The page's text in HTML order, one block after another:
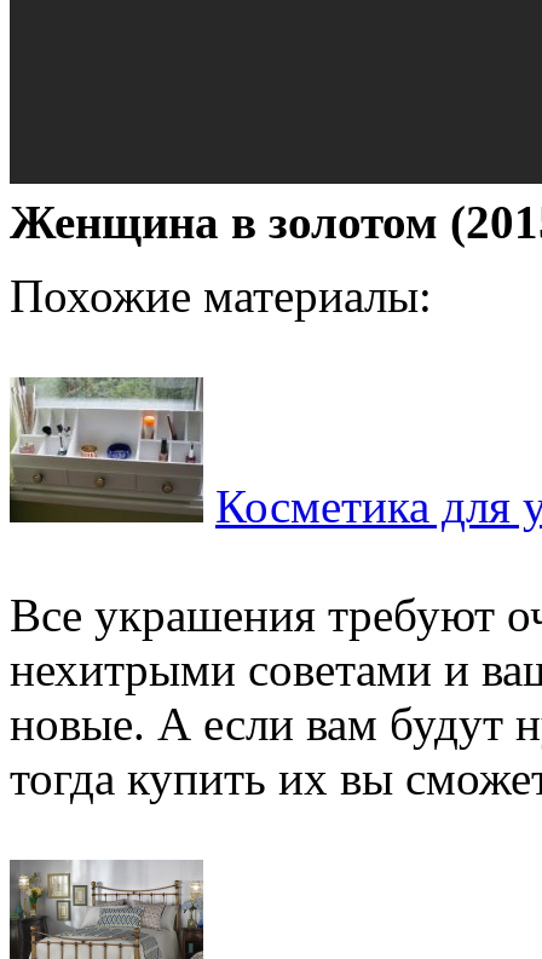
Женщина в золотом
Похожие материалы:
Косметика для
Все украшения требуют
нехитрыми советами и
новые. А если вам будут
тогда купить их вы